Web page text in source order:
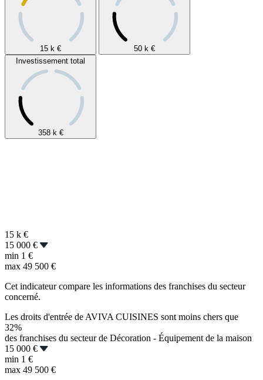
15 k € 50 k €
Investissement total
358 k €
15 k €
15 000 €
min 1 €
max 49 500 €
Cet indicateur compare les informations des franchises du secteur
concerné.
Les droits d'entrée de AVIVA CUISINES sont moins chers que
32%
des franchises du secteur de Décoration - Équipement de la maison
15 000 €
min 1 €
max 49 500 €